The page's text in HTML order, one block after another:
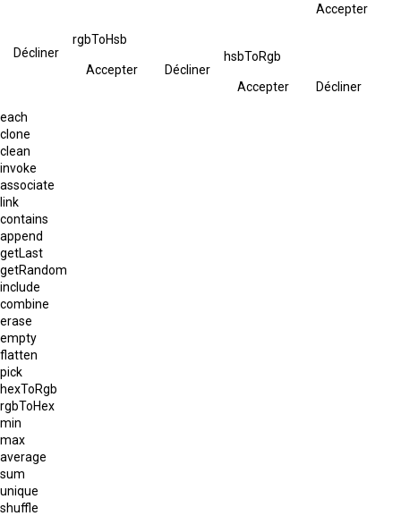
Accepter
Décliner
rgbToHsb
Accepter Décliner
hsbToRgb
Accepter Décliner
each
clone
clean
invoke
associate
link
contains
append
getLast
getRandom
include
combine
erase
empty
flatten
pick
hexToRgb
rgbToHex
min
max
average
sum
unique
shuffle